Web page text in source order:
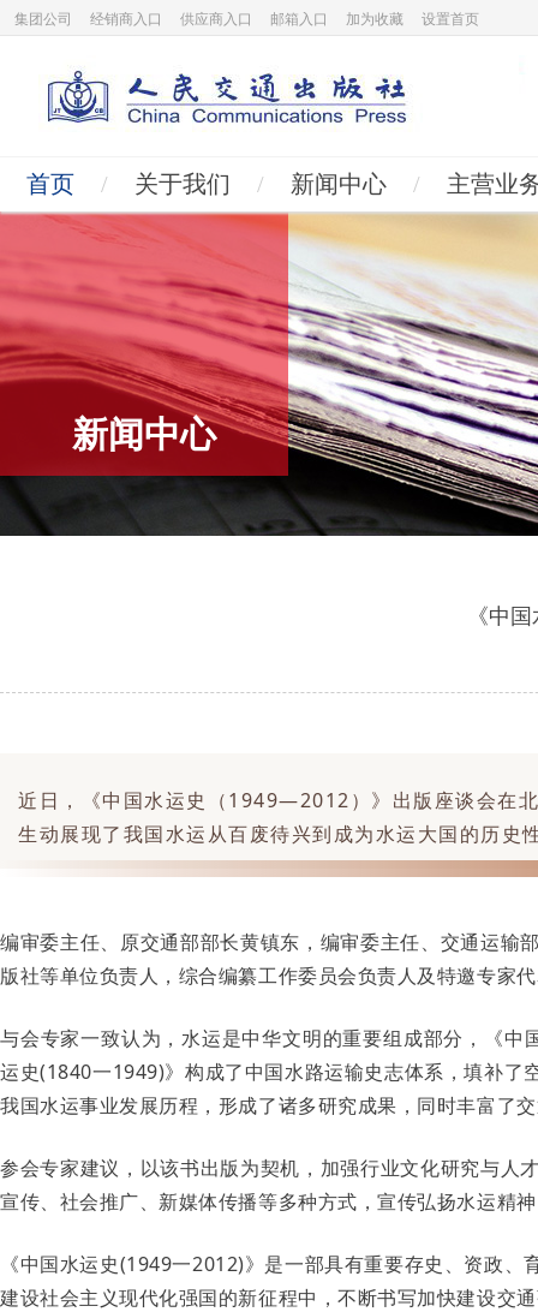
集团公司 经销商入口 供应商入口 邮箱入口 加为收藏 设置首页
首页 / 关于我们 / 新闻中心 / 主营业
新闻中心
《中
近日，《中国水运史（1949—2012）》出版座谈会在
生动展现了我国水运从百废待兴到成为水运大国的历史
编审委主任、原交通部部长黄镇东，编审委主任、交通运输
版社等单位负责人，综合编纂工作委员会负责人及特邀专家
与会专家一致认为，水运是中华文明的重要组成部分，《
运史(1840一1949)》构成了中国水路运输史志体系，填补
我国水运事业发展历程，形成了诸多研究成果，同时丰富了
参会专家建议，以该书出版为契机，加强行业文化研究与人
宣传、社会推广、新媒体传播等多种方式，宣传弘扬水运精
《中国水运史(1949一2012)》是一部具有重要存史、资政
建设社会主义现代化强国的新征程中，不断书写加快建设交